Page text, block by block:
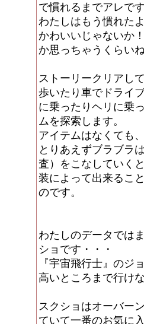
で慣れるまでアレで
わたしはもう慣れた
かわいいじゃないか
か思っちゃうくらい
ストーリークリアし
歩いたり車でドライ
に乗ったりヘリに乗
ムを探索します。
アイテムはなくても
とりあえずブラブラ
査）をこなしていく
装によって出来るこ
のです。
わたしのデータでは
ショです・・・
『宇宙飛行士』のジ
高いところまで行け
スクショはオーバー
ていて一番のお気に